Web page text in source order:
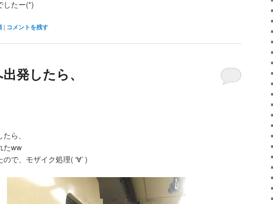
したー(*)
| コメントを残す
発したら、
ら、
たww
で、モザイク処理( ‘∀’ )